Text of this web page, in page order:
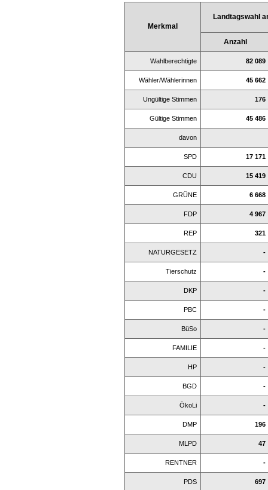
Merkmal
Landtagswahl
Anzahl
Wahlberechtigte 82 089
Wähler/Wählerinnen 45 662
Ungültige Stimmen 176
Gültige Stimmen 45 486
davon
SPD 17 171
CDU 15 419
GRÜNE 6 668
FDP 4 967
REP 321
NATURGESETZ -
Tierschutz -
DKP -
PBC -
BüSo -
FAMILIE -
HP -
BGD -
ÖkoLi -
DMP 196
MLPD 47
RENTNER -
PDS 697